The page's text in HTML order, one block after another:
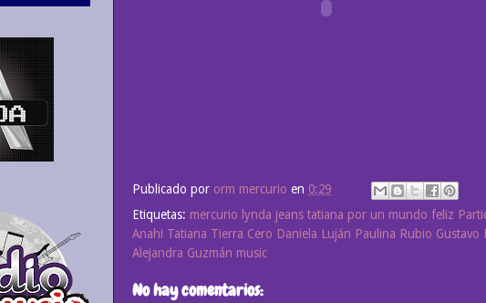
Publicado por orm mercurio en 0:29
Etiquetas: mercurio lynda jeans tatiana por un mundo feliz
Anahi Tatiana Tierra Cero Daniela Luján Paulina Rubio Gustavo
Alejandra Guzmán music
No hay comentarios: